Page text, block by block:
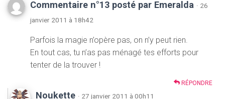
Commentaire n°13 posté par Emeralda · 26
janvier 2011 à 18h42
Parfois la magie n’opère pas, on n’y peut rien.
En tout cas, tu n’as pas ménagé tes efforts pour
tenter de la trouver !
RÉPONDRE
Noukette · 27 janvier 2011 à 00h11